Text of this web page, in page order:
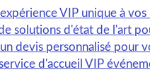
VIP unique à
solutions d'état de l'art
devis personnalisé pour
d'accueil VIP